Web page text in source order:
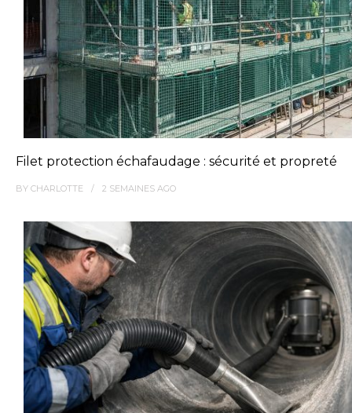
Filet protection échafaudage : sécurité et propreté
BY CHARLOTTE 2 SEMAINES AGO